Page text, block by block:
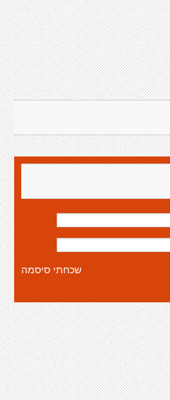
שכחתי סיסמה